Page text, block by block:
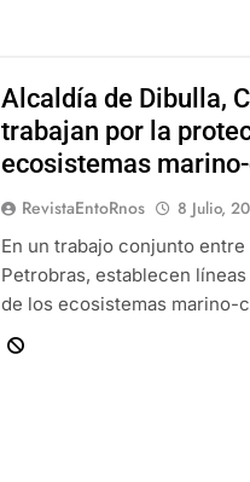
Alcaldía de Dibulla,
trabajan por la
ecosistemas
RevistaEntoRnos 8 Julio,
En un trabajo conjunto
Petrobras, establecen
de los ecosistemas marino-